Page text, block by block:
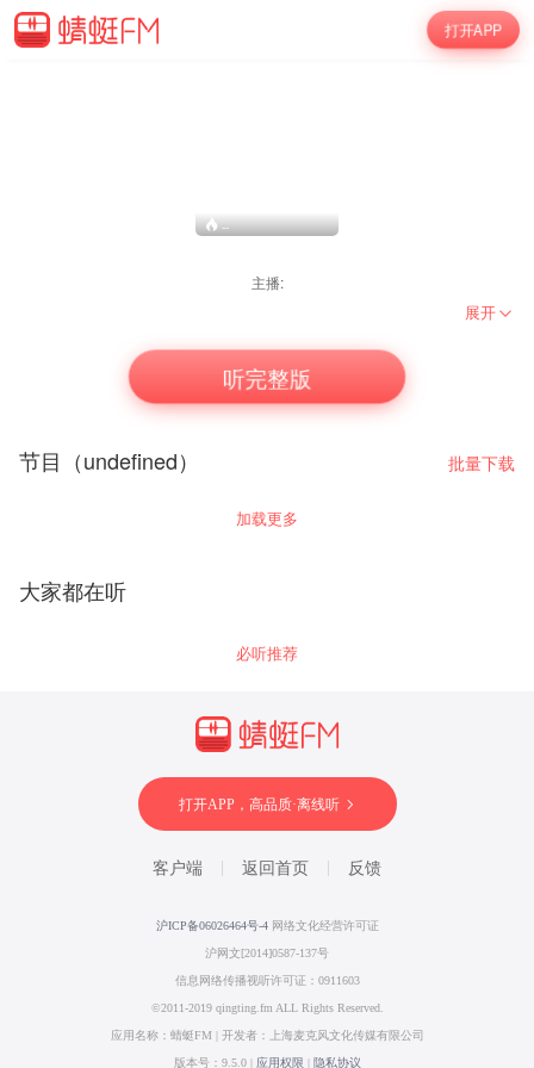
打开APP
--
主播:
展开
听完整版
节目（undefined） 批量下载
加载更多
大家都在听
必听推荐
打开APP，高品质·离线听
客户端 返回首页 反馈
沪ICP备06026464号-4 网络文化经营许可证
沪网文[2014]0587-137号
信息网络传播视听许可证：0911603
©2011-2019 qingting.fm ALL Rights Reserved.
应用名称：蜻蜓FM | 开发者：上海麦克风文化传媒有限公司
版本号：9.5.0 | 应用权限 隐私协议